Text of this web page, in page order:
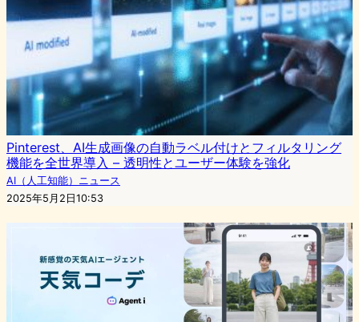
Pinterest、AI生成画像の自動ラベル付けとフィルタリング
機能を全世界導入 – 透明性とユーザー体験を強化
AI（人工知能）ニュース
2025年5月2日10:53